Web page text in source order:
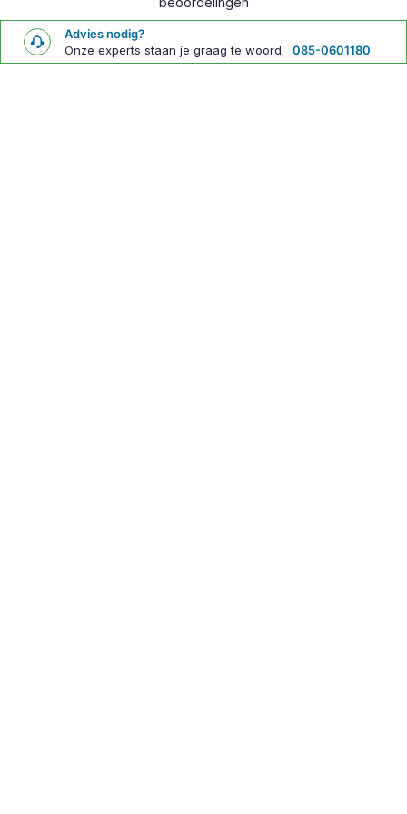
Advies nodig?
Onze experts staan je graag te woord:
085-0601180